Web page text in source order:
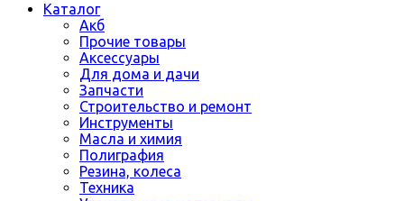
Каталог
Акб
Прочие товары
Аксессуары
Для дома и дачи
Запчасти
Строительство и ремонт
Инструменты
Масла и химия
Полиграфия
Резина, колеса
Техника